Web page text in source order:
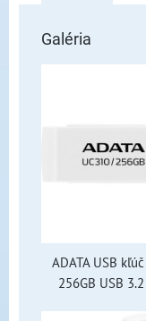
Galéria
ADATA USB
256GB USB